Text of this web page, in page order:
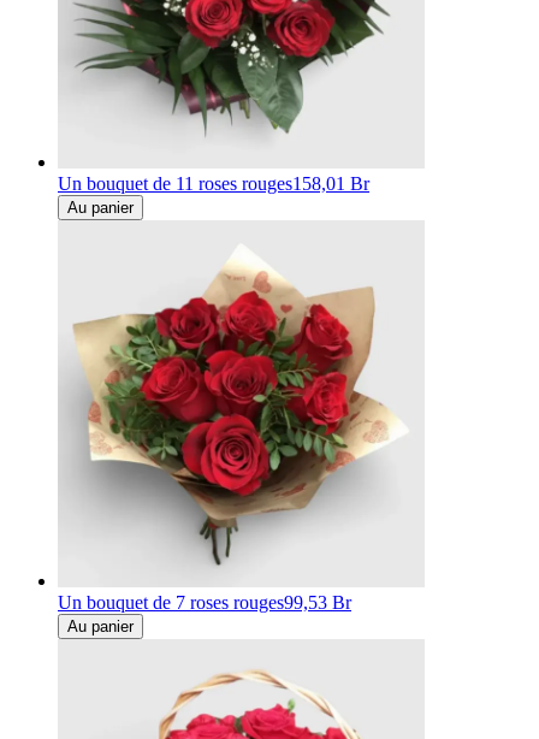
Un bouquet de 11 roses rouges158,01 Br
Au panier
Un bouquet de 7 roses rouges99,53 Br
Au panier